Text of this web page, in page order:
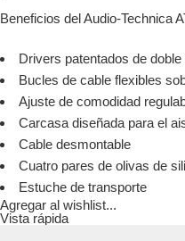
Beneficios del Audio-Technica
Drivers patentados de
Bucles de cable flexibles
Ajuste de comodidad
Carcasa diseñada para el
Cable desmontable
Cuatro pares de olivas de
Estuche de transporte
Agregar al wishlist...
Vista rápida